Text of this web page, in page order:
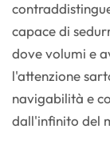
capace di
dove volumi e
l'attenzione
navigabilità e
dall'infinito del